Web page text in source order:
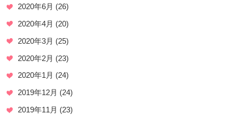
2020年6月 (26)
2020年4月 (20)
2020年3月 (25)
2020年2月 (23)
2020年1月 (24)
2019年12月 (24)
2019年11月 (23)